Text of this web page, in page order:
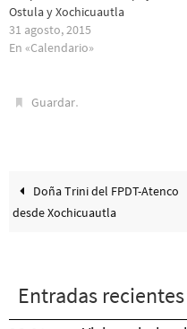
Ostula y Xochicuautla
31 agosto, 2015
En «Calendario»
Guardar.
Doña Trini del FPDT-Atenco
desde Xochicuautla
Entradas recientes